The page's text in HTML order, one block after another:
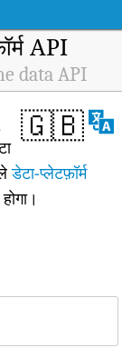
API
data API
🇬🇧
डेटा-प्लेटफ़ॉर्म